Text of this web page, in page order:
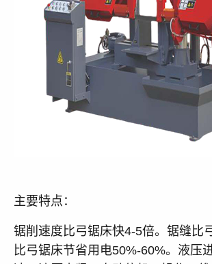
主要特点：
锯削速度比弓锯床快4-5倍。锯缝比
比弓锯床节省用电50%-60%。液压